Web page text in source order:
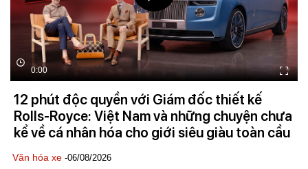
0:00
12 phút độc quyền với Giám đốc thiết kế
Rolls-Royce: Việt Nam và những chuyện chưa
kể về cá nhân hóa cho giới siêu giàu toàn cầu
Văn hóa xe -06/08/2026